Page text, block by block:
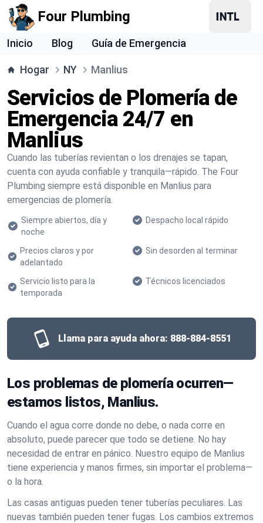
Four Plumbing
Inicio Blog Guía de Emergencia
Hogar NY Manlius
Servicios de Plomería de
Emergencia 24/7 en
Manlius
Cuando las tuberías revientan o los drenajes se tapan,
cuenta con ayuda confiable y tranquila—rápido. The Four
Plumbing siempre está disponible en Manlius para
emergencias de plomería.
Siempre abiertos, día y
noche
Despacho local rápido
Precios claros y por
adelantado
Sin desorden al terminar
Servicio listo para la
temporada
Técnicos licenciados
Llama para ayuda ahora: 888-884-8551
Los problemas de plomería ocurren—
estamos listos, Manlius.
Cuando el agua corre donde no debe, o nada corre en
absoluto, puede parecer que todo se detiene. No hay
necesidad de entrar en pánico. Nuestro equipo de Manlius
tiene experiencia y manos firmes, sin importar el problema—
o la hora.
Las casas antiguas pueden tener tuberías peculiares. Las
nuevas también pueden tener fugas. Los cambios extremos